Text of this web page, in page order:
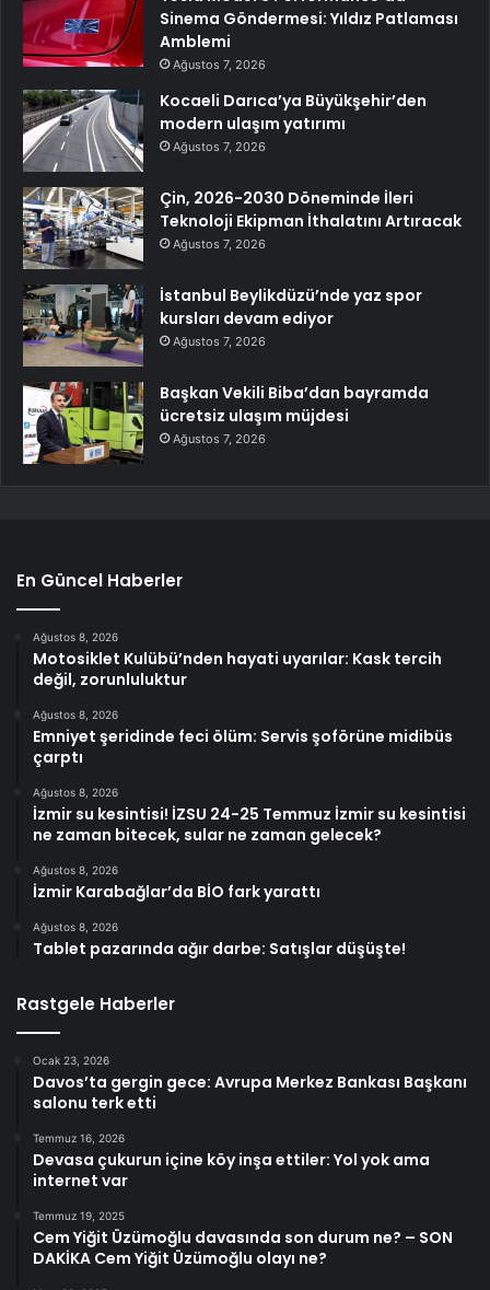
Sinema Göndermesi: Yıldız Patlaması
Amblemi
Ağustos 7, 2026
Kocaeli Darıca’ya Büyükşehir’den
modern ulaşım yatırımı
Ağustos 7, 2026
Çin, 2026-2030 Döneminde İleri
Teknoloji Ekipman İthalatını Artıracak
Ağustos 7, 2026
İstanbul Beylikdüzü’nde yaz spor
kursları devam ediyor
Ağustos 7, 2026
Başkan Vekili Biba’dan bayramda
ücretsiz ulaşım müjdesi
Ağustos 7, 2026
En Güncel Haberler
Ağustos 8, 2026
Motosiklet Kulübü’nden hayati uyarılar: Kask tercih
değil, zorunluluktur
Ağustos 8, 2026
Emniyet şeridinde feci ölüm: Servis şoförüne midibüs
çarptı
Ağustos 8, 2026
İzmir su kesintisi! İZSU 24-25 Temmuz İzmir su kesintisi
ne zaman bitecek, sular ne zaman gelecek?
Ağustos 8, 2026
İzmir Karabağlar’da BİO fark yarattı
Ağustos 8, 2026
Tablet pazarında ağır darbe: Satışlar düşüşte!
Rastgele Haberler
Ocak 23, 2026
Davos’ta gergin gece: Avrupa Merkez Bankası Başkanı
salonu terk etti
Temmuz 16, 2026
Devasa çukurun içine köy inşa ettiler: Yol yok ama
internet var
Temmuz 19, 2025
Cem Yiğit Üzümoğlu davasında son durum ne? – SON
DAKİKA Cem Yiğit Üzümoğlu olayı ne?